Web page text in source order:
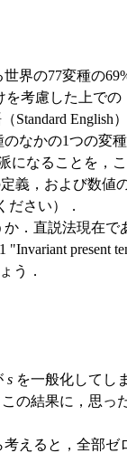
界の77変種の
考慮した上での
Standard
なかの1つの変
になることを，
定義，および数
ださい）．
．直説法現在で
present
う．
s を一般化してし
の結果に，思
えると，全部ゼ